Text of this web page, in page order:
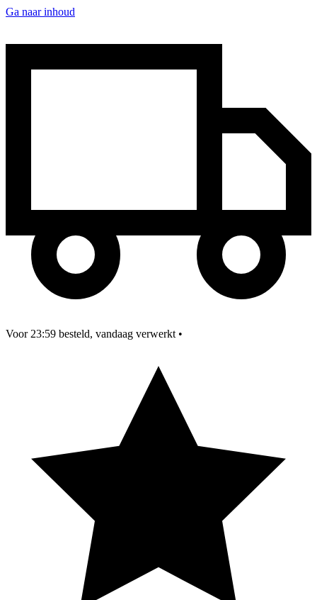
Ga naar inhoud
Voor 23:59 besteld, vandaag verwerkt •